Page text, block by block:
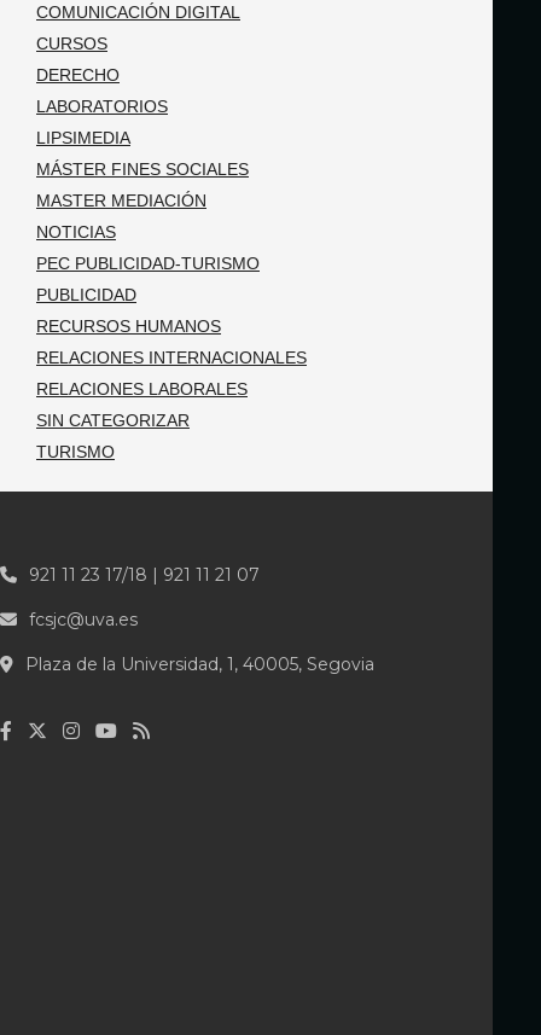
COMUNICACIÓN DIGITAL
CURSOS
DERECHO
LABORATORIOS
LIPSIMEDIA
MÁSTER FINES SOCIALES
MASTER MEDIACIÓN
NOTICIAS
PEC PUBLICIDAD-TURISMO
PUBLICIDAD
RECURSOS HUMANOS
RELACIONES INTERNACIONALES
RELACIONES LABORALES
SIN CATEGORIZAR
TURISMO
921 11 23 17/18 | 921 11 21 07
fcsjc@uva.es
Plaza de la Universidad, 1, 40005, Segovia